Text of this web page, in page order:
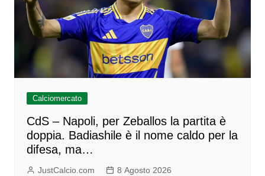
Calciomercato
CdS – Napoli, per Zeballos la partita è
doppia. Badiashile è il nome caldo per la
difesa, ma…
JustCalcio.com 8 Agosto 2026